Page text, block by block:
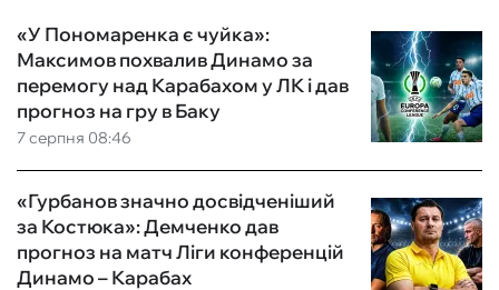
7 серпня 08:46
«У Пономаренка є чуйка»:
Максимов похвалив Динамо за
перемогу над Карабахом у ЛК і дав
прогноз на гру в Баку
«Гурбанов значно досвідченіший
за Костюка»: Демченко дав
прогноз на матч Ліги конференцій
Динамо – Карабах